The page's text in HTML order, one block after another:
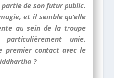
de son futur public.
et il semble qu’elle
au sein de la troupe
unie.
premier contact avec le
?